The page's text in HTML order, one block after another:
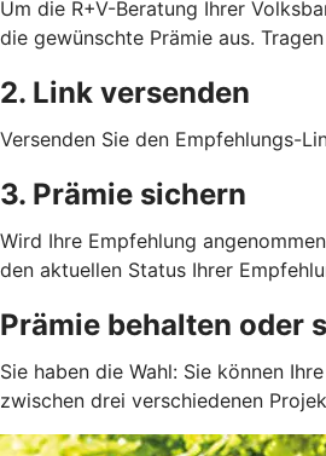
Um die R+V-Beratung Ihrer
die gewünschte Prämie aus.
2. Link versenden
Versenden Sie den Empfehlungs-
3. Prämie sichern
Wird Ihre Empfehlung
den aktuellen Status Ihrer
Prämie behalten oder
Sie haben die Wahl: Sie können
zwischen drei verschiedenen